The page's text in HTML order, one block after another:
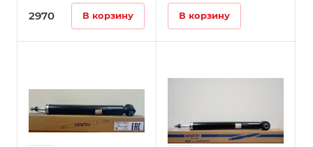
2970 В корзину В корзину